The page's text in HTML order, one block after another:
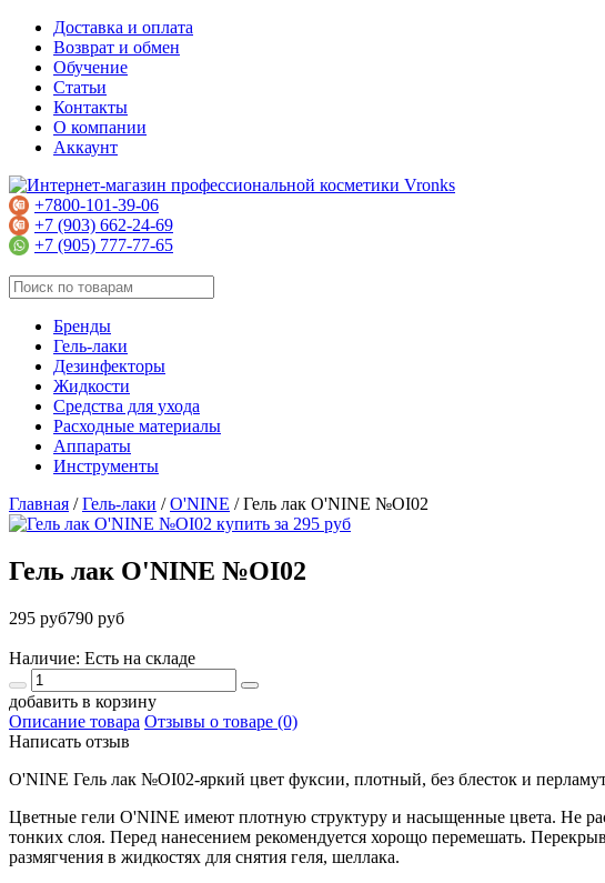
Доставка и оплата
Возврат и обмен
Обучение
Статьи
Контакты
О компании
Аккаунт
+7800-101-39-06
+7 (903) 662-24-69
+7 (905) 777-77-65
Бренды
Гель-лаки
Дезинфекторы
Жидкости
Средства для ухода
Расходные материалы
Аппараты
Инструменты
Главная /Гель-лаки /O'NINE /Гель лак O'NINE №OI02
Гель лак O'NINE №OI02
295 руб790 руб
Наличие: Есть на складе
добавить в корзину
Описание товара Отзывы о товаре (0)
Написать отзыв
O'NINE Гель лак №OI02-яркий цвет фуксии, плотный, без блесток и
Цветные гели O'NINE имеют плотную структуру и насыщенные цвета. Не
тонких слоя. Перед нанесением рекомендуется хорощо перемешать.
размягчения в жидкостях для снятия геля, шеллака.